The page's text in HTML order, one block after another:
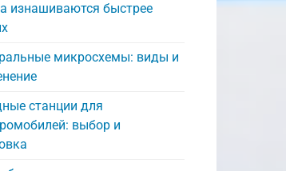
изнашиваются быстрее
микросхемы: виды и
станции для
выбор и